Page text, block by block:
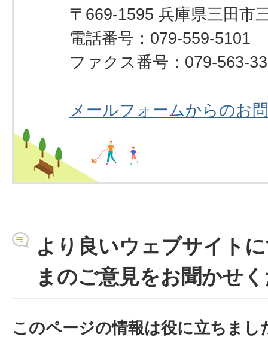
〒669-1595 兵庫県三田市
電話番号：079-559-5101
ファクス番号：079-563-
メールフォームからのお
より良いウェブサイト
まのご意見をお聞かせ
このページの情報は役に立ちまし